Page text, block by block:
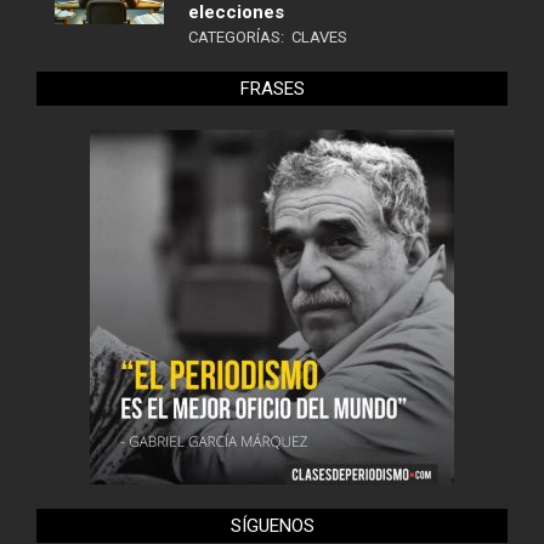
elecciones
CATEGORÍAS: CLAVES
FRASES
SÍGUENOS